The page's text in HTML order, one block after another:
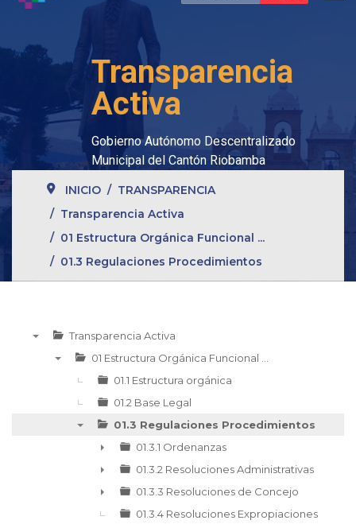
Transparencia
Activa
Gobierno Autónomo Descentralizado
Municipal del Cantón Riobamba
INICIO
TRANSPARENCIA
Transparencia Activa
01 Estructura Orgánica Funcional ...
01.3 Regulaciones Procedimientos
Transparencia Activa
01 Estructura Orgánica Funcional ...
01.1 Estructura orgánica
01.2 Base Legal
01.3 Regulaciones Procedimientos
►
01.3.1 Ordenanzas
►
01.3.2 Resoluciones Administrativas
►
01.3.3 Resoluciones de Concejo
01.3.4 Resoluciones Expropiaciones